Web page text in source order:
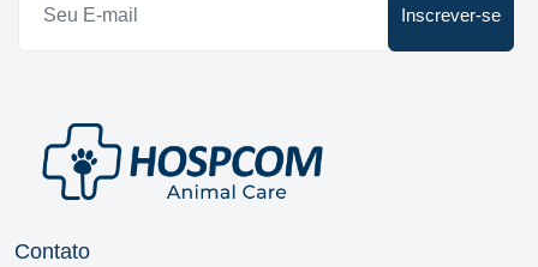
Inscrever-se
Contato